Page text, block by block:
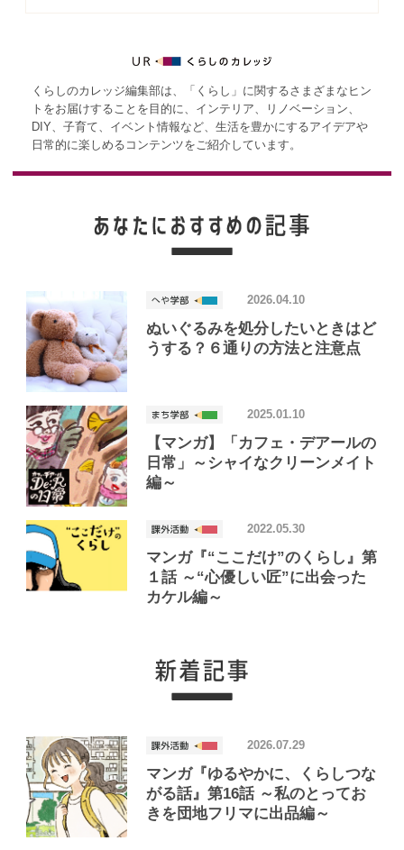
くらしのカレッジ編集部は、「くらし」に関するさまざまなヒン
トをお届けすることを目的に、インテリア、リノベーション、
DIY、子育て、イベント情報など、生活を豊かにするアイデアや
日常的に楽しめるコンテンツをご紹介しています。
ぬいぐるみを処分したいときはど
うする？６通りの方法と注意点
2026.04.10
【マンガ】「カフェ・デアールの
日常」～シャイなクリーンメイト
編～
2025.01.10
マンガ『“ここだけ”のくらし』第
１話 ～“心優しい匠”に出会った
カケル編～
2022.05.30
マンガ『ゆるやかに、くらしつな
がる話』第16話 ～私のとってお
きを団地フリマに出品編～
2026.07.29